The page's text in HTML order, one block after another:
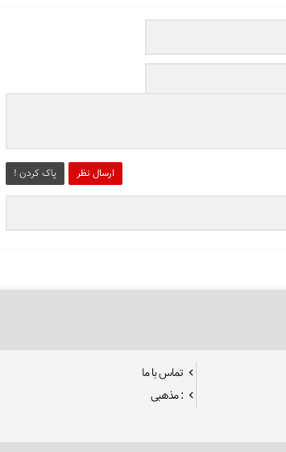
ارسال نظر پاک کردن !
تماس با ما
: مذهبی